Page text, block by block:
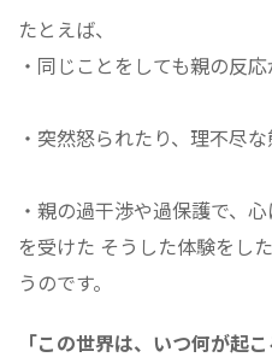
たとえば、
・同じことをしても親の反
・突然怒られたり、理不尽
・親の過干渉や過保護で、
を受けた そうした体験をし
うのです。
「この世界は、いつ何が起